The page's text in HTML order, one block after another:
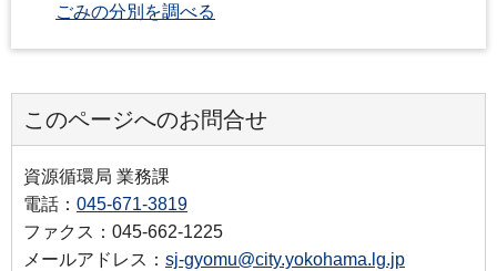
ごみの分別を調べる
このページへのお問合せ
資源循環局 業務課
電話： 045-671-3819
ファクス：045-662-1225
メールアドレス： sj-gyomu@city.yokohama.lg.jp